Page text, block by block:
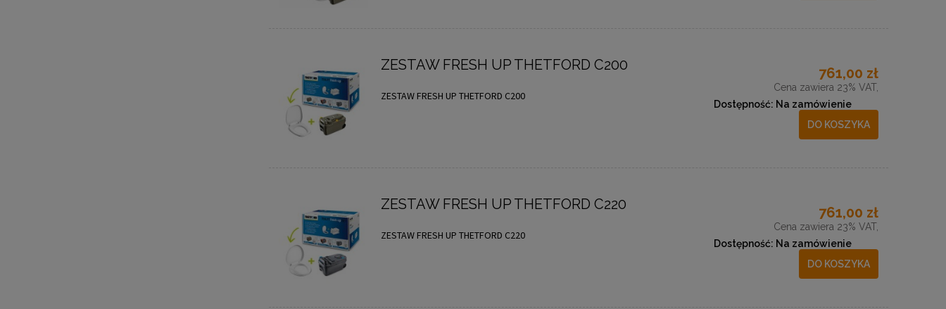
ZESTAW FRESH UP THETFORD C200
ZESTAW FRESH UP THETFORD C200
761,00 zł
Cena zawiera 23% VAT,
Dostępność: Na zamówienie
DO KOSZYKA
ZESTAW FRESH UP THETFORD C220
ZESTAW FRESH UP THETFORD C220
761,00 zł
Cena zawiera 23% VAT,
Dostępność: Na zamówienie
DO KOSZYKA